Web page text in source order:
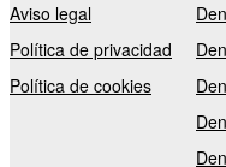
Aviso legal
Política de privacidad
Política de cookies